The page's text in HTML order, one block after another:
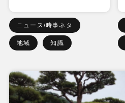
ニュース/時事ネタ
地域 知識